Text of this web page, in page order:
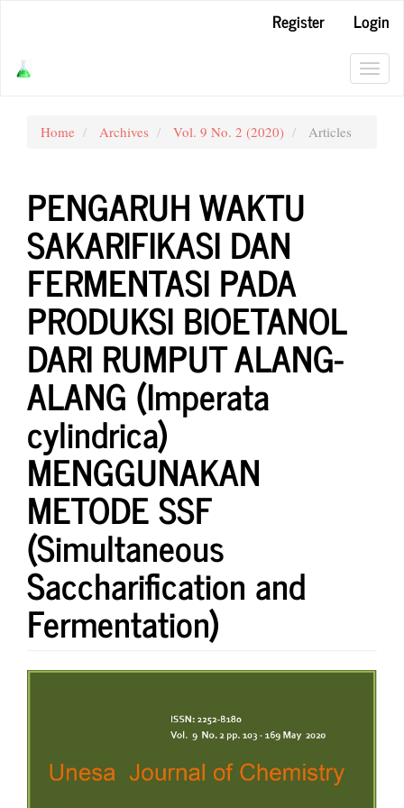
Register
Login
Home Archives Vol. 9 No. 2 (2020) Articles
PENGARUH WAKTU
SAKARIFIKASI DAN
FERMENTASI PADA
PRODUKSI BIOETANOL
DARI RUMPUT ALANG-
ALANG (Imperata
cylindrica)
MENGGUNAKAN
METODE SSF
(Simultaneous
Saccharification and
Fermentation)
Article